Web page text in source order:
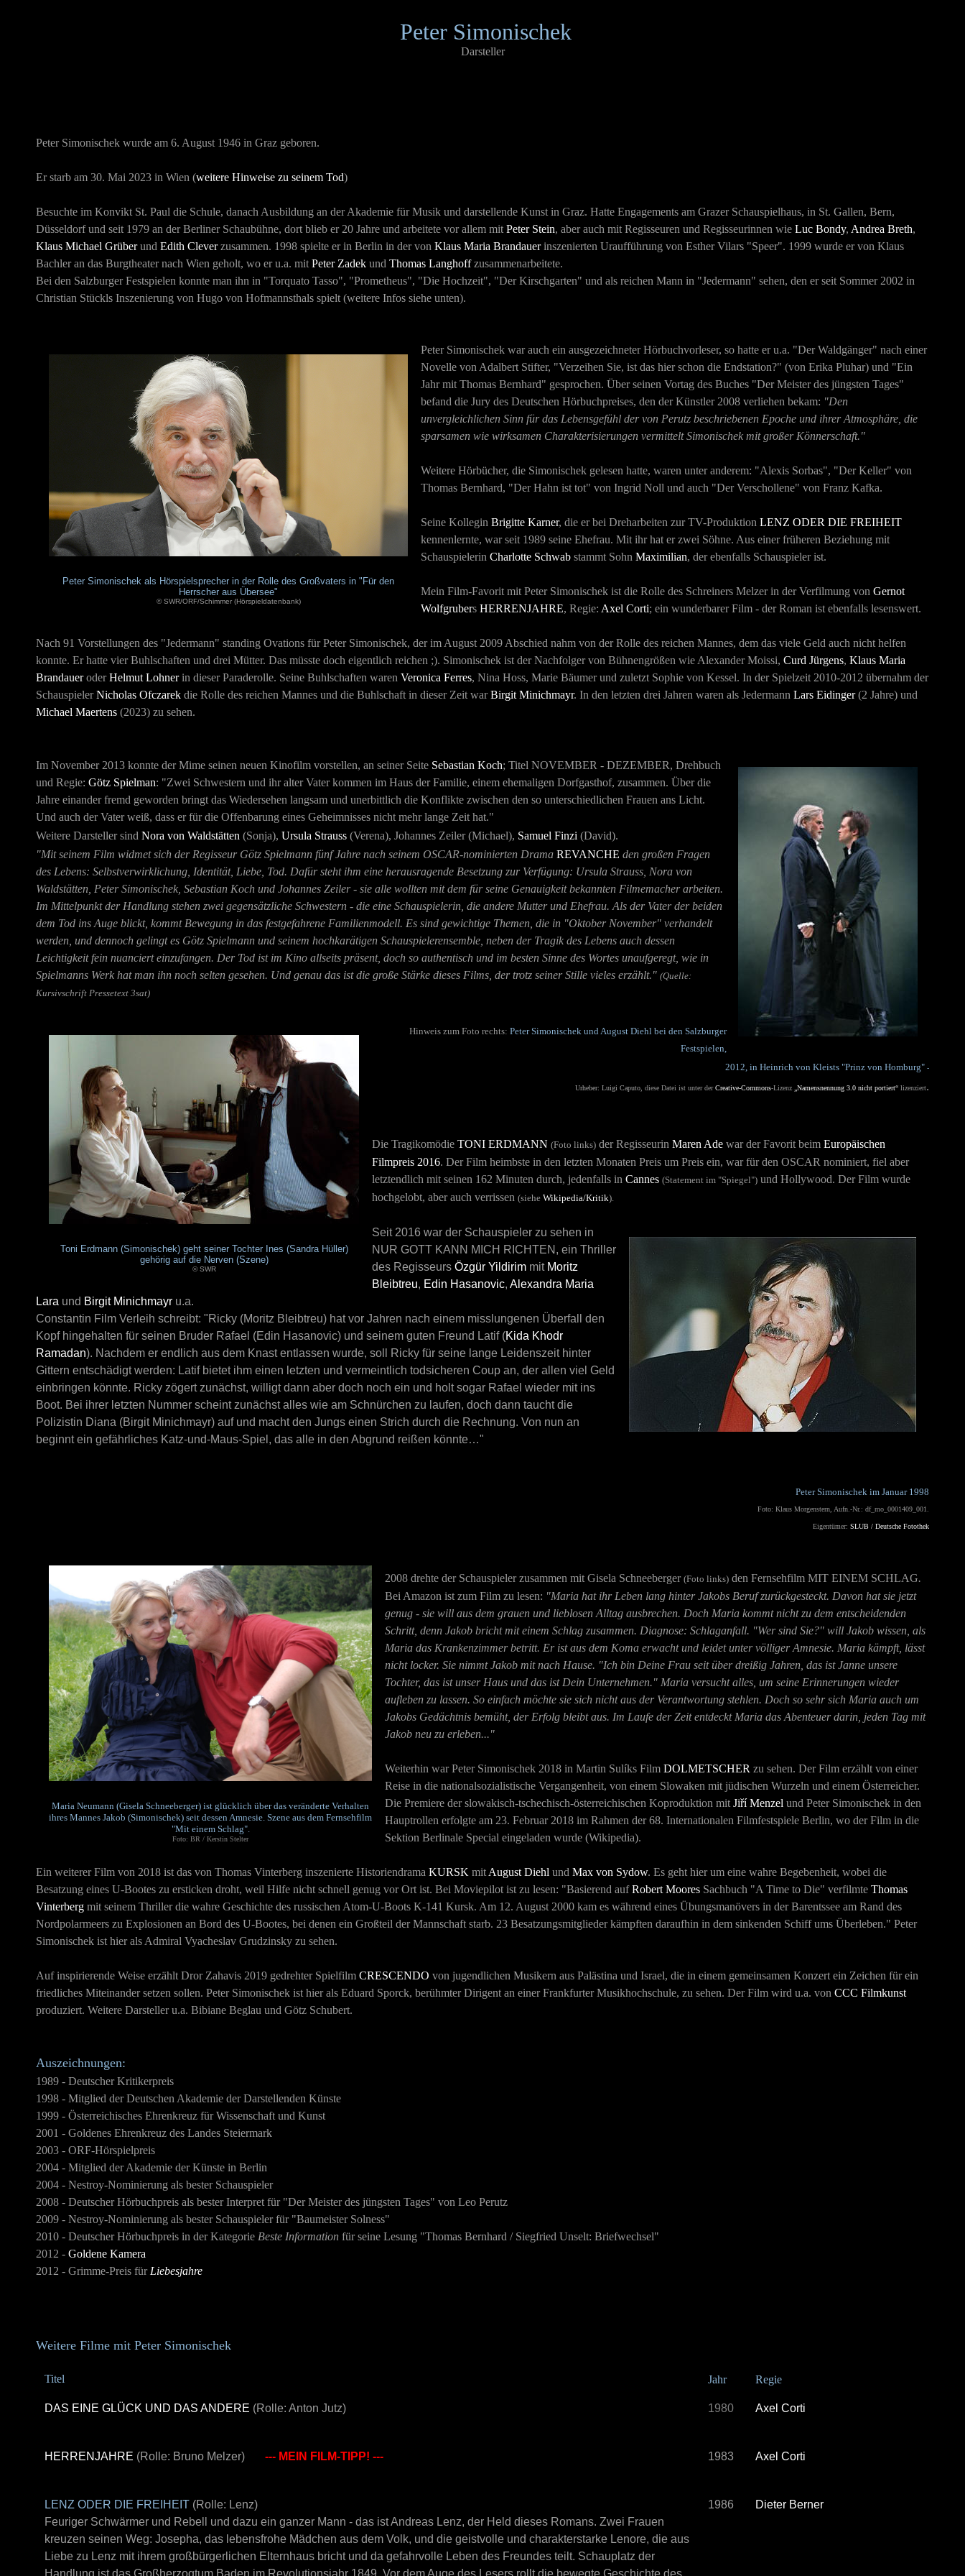
Peter Simonischek
Darsteller
Peter Simonischek wurde am 6. August 1946 in Graz geboren.
Er starb am 30. Mai 2023 in Wien (weitere Hinweise zu seinem Tod)
Besuchte im Konvikt St. Paul die Schule, danach Ausbildung an der Akademie für Musik und darstellende Kunst in Graz. Hatte Engagements am Grazer Schauspielhaus, in St. Gallen, Bern,
Düsseldorf und seit 1979 an der Berliner Schaubühne, dort blieb er 20 Jahre und arbeitete vor allem mit Peter Stein, aber auch mit Regisseuren und Regisseurinnen wie Luc Bondy, Andrea Breth,
Klaus Michael Grüberund Edith Cleverzusammen. 1998 spielte er in Berlin in der von Klaus Maria Brandauerinszenierten Uraufführung von Esther Vilars "Speer". 1999 wurde er von Klaus
Bachler an das Burgtheater nach Wien geholt, wo er u.a. mit Peter Zadek und Thomas Langhoffzusammenarbeitete.
Bei den Salzburger Festspielen konnte man ihn in "Torquato Tasso", "Prometheus", "Die Hochzeit", "Der Kirschgarten" und als reichen Mann in "Jedermann" sehen, den erseit Sommer 2002 in
Christian Stückls Inszenierung von Hugo von Hofmannsthals spielt (weitere Infos siehe unten).
Peter Simonischek als Hörspielsprecher in der Rolle des Großvaters in "Für den
Herrscher aus Übersee"
© SWR/ORF/Schimmer (Hörspieldatenbank)
Peter Simonischek war auch ein ausgezeichneter Hörbuchvorleser, so hatte er u.a. "Der Waldgänger" nach einer
Novelle von Adalbert Stifter, "Verzeihen Sie, ist das hier schon die Endstation?" (von Erika Pluhar) und "Ein
Jahr mit Thomas Bernhard" gesprochen. Über seinen Vortag des Buches "Der Meister des jüngsten Tages"
befand die Jury des Deutschen Hörbuchpreises, den der Künstler 2008 verliehen bekam: "Den
unvergleichlichen Sinn für das Lebensgefühl der von Perutz beschriebenen Epoche und ihrer Atmosphäre, die
sparsamen wie wirksamen Charakterisierungen vermittelt Simonischek mit großer Könnerschaft."
Weitere Hörbücher, die Simonischek gelesen hatte, waren unter anderem: "Alexis Sorbas", "Der Keller" von
Thomas Bernhard, "Der Hahn ist tot" von Ingrid Noll und auch "Der Verschollene" von Franz Kafka.
Seine Kollegin Brigitte Karner, die er bei Dreharbeiten zur TV-Produktion LENZ ODER DIE FREIHEIT
kennenlernte, war seit 1989 seine Ehefrau. Mit ihr hat er zwei Söhne. Aus einer früheren Beziehung mit
Schauspielerin Charlotte Schwab stammt Sohn Maximilian, der ebenfalls Schauspieler ist.
Mein Film-Favorit mit Peter Simonischek ist die Rolle des Schreiners Melzer in der Verfilmung von Gernot
Wolfgrubers HERRENJAHRE, Regie: Axel Corti; ein wunderbarer Film - der Roman ist ebenfalls lesenswert.
Nach 91 Vorstellungen des "Jedermann" standing Ovations für Peter Simonischek, der im August 2009 Abschied nahm von der Rolle des reichen Mannes, dem das viele Geld auch nicht helfen
konnte. Er hatte vier Buhlschaften und drei Mütter. Das müsste doch eigentlich reichen ;). Simonischek ist der Nachfolger von Bühnengrößen wie Alexander Moissi, Curd Jürgens, Klaus Maria
BrandaueroderHelmut Lohnerin dieser Paraderolle. Seine Buhlschaften waren Veronica Ferres, Nina Hoss, Marie Bäumer und zuletzt Sophie von Kessel. In der Spielzeit 2010-2012 übernahm der
SchauspielerNicholas Ofczarek die Rolle des reichen Mannes und die Buhlschaft in dieser Zeit warBirgit Minichmayr. In den letzten drei Jahren waren als Jedermann Lars Eidinger(2 Jahre) und
Michael Maertens (2023) zu sehen.
Im November 2013 konnte der Mime seinen neuen Kinofilm vorstellen, an seiner Seite Sebastian Koch; Titel NOVEMBER - DEZEMBER, Drehbuch
und Regie: Götz Spielman: "Zwei Schwestern und ihr alter Vater kommen im Haus der Familie, einem ehemaligen Dorfgasthof, zusammen. Über die
Jahre einander fremd geworden bringt das Wiedersehen langsam und unerbittlich die Konflikte zwischen den so unterschiedlichen Frauen ans Licht.
Und auch der Vater weiß, dass er für die Offenbarung eines Geheimnisses nicht mehr lange Zeit hat."
Weitere Darsteller sind Nora von Waldstätten (Sonja), Ursula Strauss (Verena), Johannes Zeiler (Michael), Samuel Finzi (David).
"Mit seinem Film widmet sich der Regisseur Götz Spielmann fünf Jahre nach seinem OSCAR-nominierten Drama REVANCHE den großen Fragen
des Lebens: Selbstverwirklichung, Identität, Liebe, Tod. Dafür steht ihm eine herausragende Besetzung zur Verfügung: Ursula Strauss, Nora von
Waldstätten, Peter Simonischek, Sebastian Koch und Johannes Zeiler - sie alle wollten mit dem für seine Genauigkeit bekannten Filmemacher arbeiten.
Im Mittelpunkt der Handlung stehen zwei gegensätzliche Schwestern - die eine Schauspielerin, die andere Mutter und Ehefrau. Als der Vater der beiden
dem Tod ins Auge blickt, kommt Bewegung in das festgefahrene Familienmodell. Es sind gewichtige Themen, die in "Oktober November" verhandelt
werden, und dennoch gelingt es Götz Spielmann und seinem hochkarätigen Schauspielerensemble, neben der Tragik des Lebens auch dessen
Leichtigkeit fein nuanciert einzufangen. Der Tod ist im Kino allseits präsent, doch so authentisch und im besten Sinne des Wortes unaufgeregt, wie in
Spielmanns Werk hat man ihn noch selten gesehen. Und genau das ist die große Stärke dieses Films, der trotz seiner Stille vieles erzählt." (Quelle:
Kursivschrift Pressetext 3sat)
Toni Erdmann (Simonischek) geht seiner Tochter Ines (Sandra Hüller)
gehörig auf die Nerven (Szene)
© SWR
Hinweis zum Foto rechts: Peter Simonischek und August Diehl bei den Salzburger
Festspielen,
2012, in Heinrich von Kleists "Prinz von Homburg" -
Urheber: Luigi Caputo, diese Datei ist unter derCreative-Commons-Lizenz „Namensnennung 3.0 nicht portiert“ lizenziert.
Die Tragikomödie TONI ERDMANN (Foto links) der Regisseurin Maren Ade war der Favorit beim Europäischen
Filmpreis 2016. Der Film heimbste in den letzten Monaten Preis um Preis ein, war für den OSCAR nominiert, fiel aber
letztendlich mit seinen 162 Minuten durch, jedenfalls in Cannes (Statement im "Spiegel") und Hollywood. Der Film wurde
hochgelobt, aber auch verrissen (siehe Wikipedia/Kritik).
Seit 2016 war der Schauspieler zu sehen in
NUR GOTT KANN MICH RICHTEN , ein Thriller
des Regisseurs Özgür Yildirim mit Moritz
Bleibtreu, Edin Hasanovic, Alexandra Maria
Lara und Birgit Minichmayr u.a.
Constantin Film Verleih schreibt: "Ricky (Moritz Bleibtreu) hat vor Jahren nach einem misslungenen Überfall den
Kopf hingehalten für seinen Bruder Rafael (Edin Hasanovic) und seinem guten Freund Latif (Kida Khodr
Ramadan). Nachdem er endlich aus dem Knast entlassen wurde, soll Ricky für seine lange Leidenszeit hinter
Gittern entschädigt werden: Latif bietet ihm einen letzten und vermeintlich todsicheren Coup an, der allen viel Geld
einbringen könnte. Ricky zögert zunächst, willigt dann aber doch noch ein und holt sogar Rafael wieder mit ins
Boot. Bei ihrer letzten Nummer scheint zunächst alles wie am Schnürchen zu laufen, doch dann taucht die
Polizistin Diana (Birgit Minichmayr) auf und macht den Jungs einen Strich durch die Rechnung. Von nun an
beginnt ein gefährliches Katz-und-Maus-Spiel, das alle in den Abgrund reißen könnte…"
Peter Simonischek im Januar 1998
Foto: Klaus Morgenstern, Aufn.-Nr.: df_mo_0001409_001.
Eigentümer: SLUB / Deutsche Fotothek
Maria Neumann (Gisela Schneeberger) ist glücklich über das veränderte Verhalten
ihres Mannes Jakob (Simonischek) seit dessen Amnesie. Szene aus dem Fernsehfilm
"Mit einem Schlag".
Foto: BR / Kerstin Stelter
2008 drehte der Schauspieler zusammen mit Gisela Schneeberger (Foto links) den Fernsehfilm MIT EINEM SCHLAG.
Bei Amazon ist zum Film zu lesen: "Maria hat ihr Leben lang hinter Jakobs Beruf zurückgesteckt. Davon hat sie jetzt
genug - sie will aus dem grauen und lieblosen Alltag ausbrechen. Doch Maria kommt nicht zu dem entscheidenden
Schritt, denn Jakob bricht mit einem Schlag zusammen. Diagnose: Schlaganfall. "Wer sind Sie?" will Jakob wissen, als
Maria das Krankenzimmer betritt. Er ist aus dem Koma erwacht und leidet unter völliger Amnesie. Maria kämpft, lässt
nicht locker. Sie nimmt Jakob mit nach Hause. "Ich bin Deine Frau seit über dreißig Jahren, das ist Janne unsere
Tochter, das ist unser Haus und das ist Dein Unternehmen." Maria versucht alles, um seine Erinnerungen wieder
aufleben zu lassen. So einfach möchte sie sich nicht aus der Verantwortung stehlen. Doch so sehr sich Maria auch um
Jakobs Gedächtnis bemüht, der Erfolg bleibt aus. Im Laufe der Zeit entdeckt Maria das Abenteuer darin, jeden Tag mit
Jakob neu zu erleben..."
Weiterhin war Peter Simonischek 2018 in Martin Sulíks Film DOLMETSCHER zu sehen. Der Film erzählt von einer
Reise in die nationalsozialistische Vergangenheit, von einem Slowaken mit jüdischen Wurzeln und einem Österreicher.
Die Premiere der slowakisch-tschechisch-österreichischen Koproduktion mit Jiří Menzel und Peter Simonischek in den
Hauptrollen erfolgte am 23. Februar 2018 im Rahmen der 68. Internationalen Filmfestspiele Berlin, wo der Film in die
Sektion Berlinale Special eingeladen wurde (Wikipedia).
Ein weiterer Film von 2018 ist das von Thomas Vinterberg inszenierte Historiendrama KURSK mit August Diehl und Max von Sydow. Es geht hier um eine wahre Begebenheit, wobei die
Besatzung eines U-Bootes zu ersticken droht, weil Hilfe nicht schnell genug vor Ort ist. Bei Moviepilot ist zu lesen: "Basierend aufRobert Moores Sachbuch "A Time to Die" verfilmte Thomas
Vinterberg mit seinem Thriller die wahre Geschichte des russischen Atom-U-Boots K-141 Kursk. Am 12. August 2000 kam es während eines Übungsmanövers in der Barentssee am Rand des
Nordpolarmeers zu Explosionen an Bord des U-Bootes, bei denen ein Großteil der Mannschaft starb. 23 Besatzungsmitglieder kämpften daraufhin in dem sinkenden Schiff ums Überleben." Peter
Simonischek ist hier als Admiral Vyacheslav Grudzinsky zu sehen.
Auf inspirierende Weise erzählt Dror Zahavis 2019 gedrehter Spielfilm CRESCENDO von jugendlichen Musikern aus Palästina und Israel, die in einem gemeinsamen Konzert ein Zeichen für ein
friedliches Miteinander setzen sollen. Peter Simonischek ist hier als Eduard Sporck, berühmter Dirigent an einer Frankfurter Musikhochschule, zu sehen. Der Film wird u.a. von CCC Filmkunst
produziert. Weitere Darsteller u.a. Bibiane Beglau und Götz Schubert.
Auszeichnungen:
1989 - Deutscher Kritikerpreis
1998 - Mitglied der Deutschen Akademie der Darstellenden Künste
1999 - Österreichisches Ehrenkreuz für Wissenschaft und Kunst
2001 - Goldenes Ehrenkreuz des Landes Steiermark
2003 - ORF-Hörspielpreis
2004 - Mitglied der Akademie der Künste in Berlin
2004 - Nestroy-Nominierung als bester Schauspieler
2008 - Deutscher Hörbuchpreis als bester Interpret für "Der Meister des jüngsten Tages" von Leo Perutz
2009 - Nestroy-Nominierung als bester Schauspieler für "Baumeister Solness"
2010 - Deutscher Hörbuchpreis in der Kategorie Beste Information für seine Lesung "Thomas Bernhard / Siegfried Unselt: Briefwechsel"
2012 - Goldene Kamera
2012 - Grimme-Preis für Liebesjahre
Weitere Filme mit Peter Simonischek
Titel Jahr Regie
DAS EINE GLÜCK UND DAS ANDERE (Rolle: Anton Jutz) 1980 Axel Corti
HERRENJAHRE (Rolle: Bruno Melzer) --- MEIN FILM-TIPP! --- 1983 Axel Corti
LENZ ODER DIE FREIHEIT (Rolle: Lenz)
Feuriger Schwärmer und Rebell und dazu ein ganzer Mann - das ist Andreas Lenz, der Held dieses Romans. Zwei Frauen
kreuzen seinen Weg: Josepha, das lebensfrohe Mädchen aus dem Volk, und die geistvolle und charakterstarke Lenore, die aus
Liebe zu Lenz mit ihrem großbürgerlichen Elternhaus bricht und da gefahrvolle Leben des Freundes teilt. Schauplatz der
Handlung ist das Großherzogtum Baden im Revolutionsjahr 1849. Vor dem Auge des Lesers rollt die bewegte Geschichte des
1986 Dieter Berner